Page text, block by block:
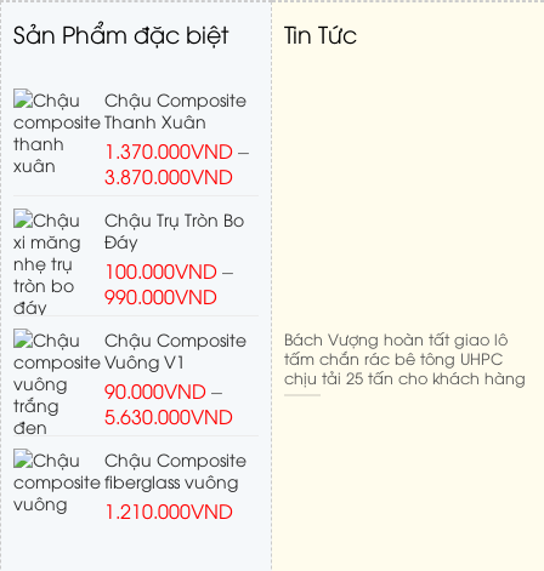
Sản Phẩm đặc biệt
Chậu Composite
Thanh Xuân
1.370.000VND–
3.870.000VND
Chậu Trụ Tròn Bo
Đáy
100.000VND–
990.000VND
Chậu Composite
Vuông V1
90.000VND–
5.630.000VND
Chậu Composite
fiberglass vuông
1.210.000VND
Tin Tức
Bách Vượng hoàn tất giao lô
tấm chắn rác bê tông UHPC
chịu tải 25 tấn cho khách hàng